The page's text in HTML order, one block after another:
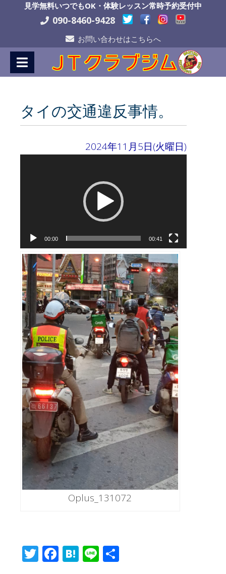
見学無料いつでもOK・体験レッスン常時予約受付中
090-8460-9428
お問い合わせはこちらへ
タイの交通違反事情。
2024年11月5日(火曜日)
ー
00:00 00:41
Oplus_131072
T F H Li